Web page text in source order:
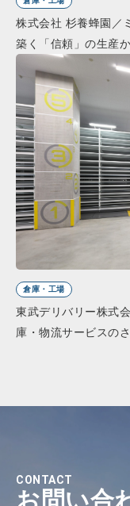
株式会社 杉養蜂園／
築く「信頼」の生産
倉庫・工場
東武デリバリー株式
庫・物流サービスの
CONTACT
お問い合